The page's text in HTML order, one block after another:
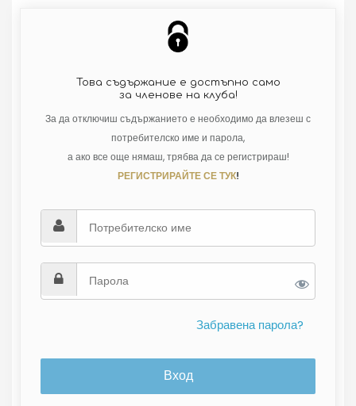
Това съдържание е достъпно само
за членове на клуба!
За да отключиш съдържанието е необходимо да влезеш с
потребителско име и парола,
а ако все още нямаш, трябва да се регистрираш!
РЕГИСТРИРАЙТЕ СЕ ТУК!
Забравена парола?